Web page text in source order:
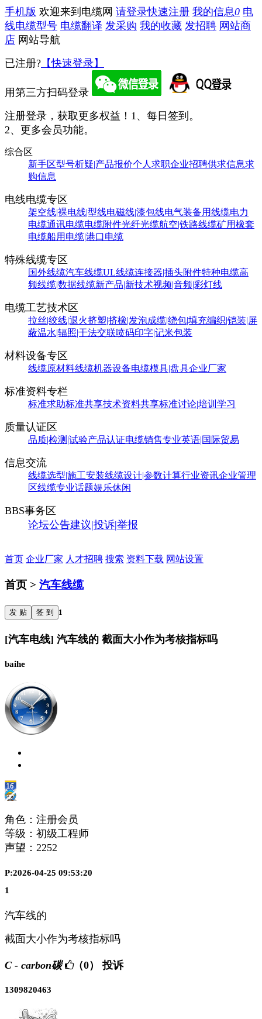
手机版 欢迎来到电缆网 请登录快速注册 我的信息0 电
线电缆型号 电缆翻译 发采购 我的收藏 发招聘 网站商
店 网站导航
已注册? 【快速登录】
用第三方扫码登录
注册登录，获取更多权益！ 1、每日签到。
2、更多会员功能。
综合区
新手区型号析疑|产品报价个人求职企业招聘供求信息求
购信息
电线电缆专区
架空线|裸电线|型线电磁线|漆包线电气装备用线缆电力
电缆通讯电缆电缆附件光纤光缆航空|铁路线缆矿用橡套
电缆船用电缆|港口电缆
特殊线缆专区
国外线缆汽车线缆UL线缆连接器|插头附件特种电缆高
频线缆|数据线缆新产品|新技术视频|音频|彩灯线
电缆工艺技术区
拉丝|绞线|退火挤塑|挤橡|发泡成缆|绕包|填充编织|铠装|屏
蔽温水|辐照|干法交联喷码印字|记米包装
材料设备专区
线缆原材料线缆机器设备电缆模具|盘具企业厂家
标准资料专栏
标准求助标准共享技术资料共享标准讨论|培训学习
质量认证区
品质|检测|试验产品认证电缆销售专业英语|国际贸易
信息交流
线缆选型|施工安装线缆设计|参数计算行业资讯企业管理
区线缆专业话题娱乐休闲
BBS事务区
论坛公告建议|投诉|举报
首页 企业厂家 人才招聘 搜索 资料下载 网站设置
首页 > 汽车线缆
发 贴 签 到 1
[汽车电线] 汽车线的 截面大小作为考核指标吗
baihe
角色：注册会员
等级：初级工程师
声望： 2252
P:2026-04-25 09:53:20
1
汽车线的
截面大小作为考核指标吗
C - carbon碳 （0） 投诉
1309820463